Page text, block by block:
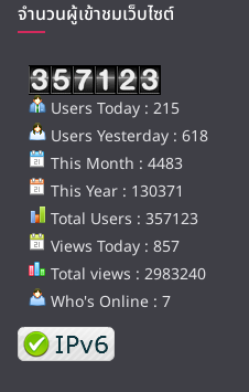
จำนวนผู้เข้าชมเว็บไซต์
Users Today : 215
Users Yesterday : 618
This Month : 4483
This Year : 130371
Total Users : 357123
Views Today : 857
Total views : 2983240
Who's Online : 7